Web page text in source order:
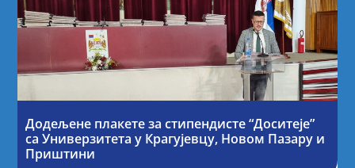
Додељене плакете за стипендисте “Доситеје”
са Универзитета у Крагујевцу, Новом Пазару и
Приштини